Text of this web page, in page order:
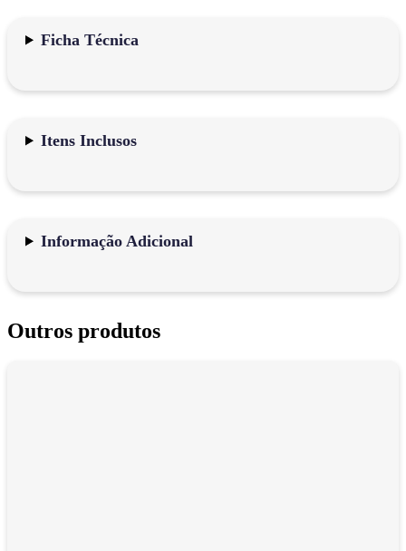
Ficha Técnica
Itens Inclusos
Informação Adicional
Outros produtos